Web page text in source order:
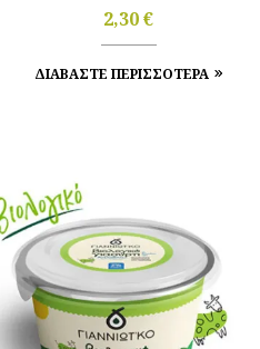
2,30€
ΔΙΑΒΑΣΤΕ ΠΕΡΙΣΣΟΤΕΡΑ